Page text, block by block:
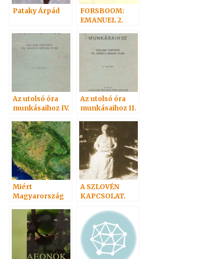
Pataky Árpád
FORSBOOM:
EMANUEL 2.
Az utolsó óra
munkásaihoz IV.
Az utolsó óra
munkásaihoz II.
Miért
Magyarország
Spiritizmus
Hazája?
A SZLOVÉN
KAPCSOLAT.